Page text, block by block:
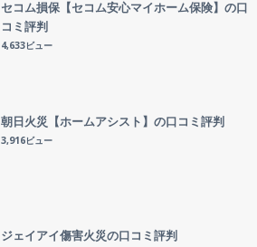
セコム損保【セコム安心マイホーム保険】の口
コミ評判
4,633ビュー
朝日火災【ホームアシスト】の口コミ評判
3,916ビュー
ジェイアイ傷害火災の口コミ評判